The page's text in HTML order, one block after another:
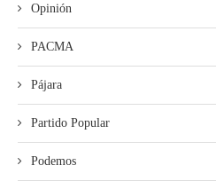
Opinión
PACMA
Pájara
Partido Popular
Podemos